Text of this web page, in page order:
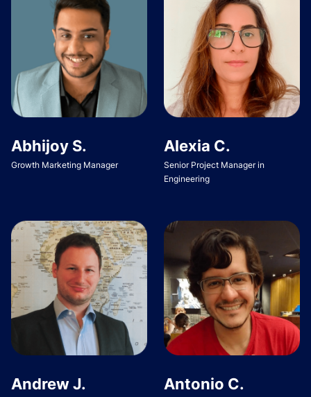
Abhijoy S.
Growth Marketing Manager
Alexia C.
Senior Project Manager in
Engineering
Andrew J. Antonio C.